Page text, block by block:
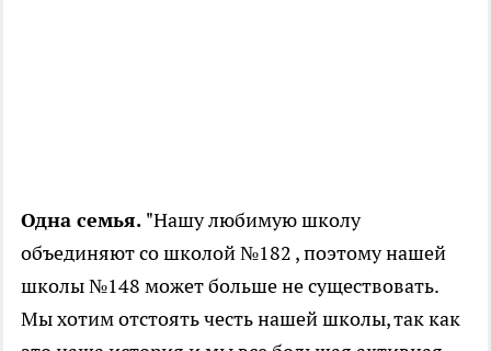
Одна семья. "Нашу любимую школу
объединяют со школой №182 , поэтому нашей
школы №148 может больше не существовать.
Мы хотим отстоять честь нашей школы, так как